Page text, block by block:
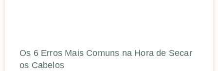
Os 6 Erros Mais Comuns na Hora de Secar
os Cabelos